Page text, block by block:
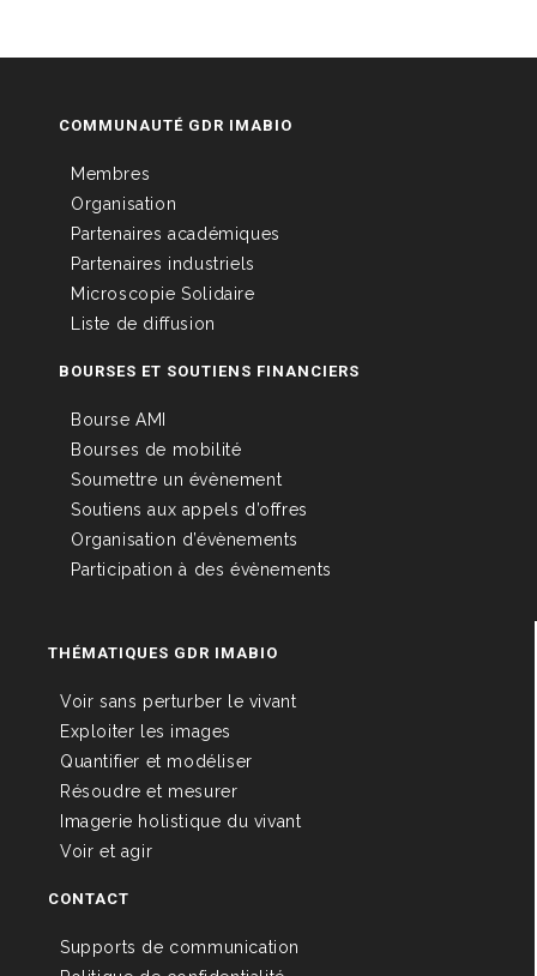
COMMUNAUTÉ GDR IMABIO
Membres
Organisation
Partenaires académiques
Partenaires industriels
Microscopie Solidaire
Liste de diffusion
BOURSES ET SOUTIENS FINANCIERS
Bourse AMI
Bourses de mobilité
Soumettre un évènement
Soutiens aux appels d’offres
Organisation d’évènements
Participation à des évènements
THÉMATIQUES GDR IMABIO
Voir sans perturber le vivant
Exploiter les images
Quantifier et modéliser
Résoudre et mesurer
Imagerie holistique du vivant
Voir et agir
CONTACT
Supports de communication